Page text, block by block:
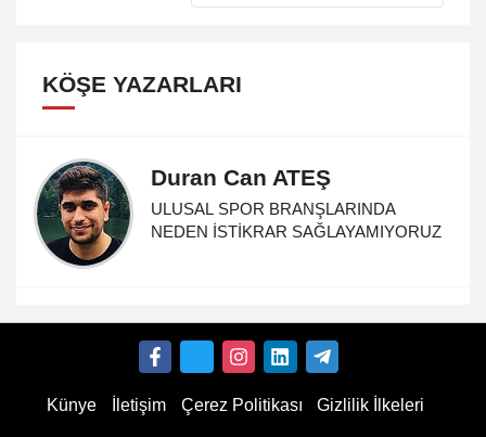
KÖŞE YAZARLARI
Duran Can ATEŞ
ULUSAL SPOR BRANŞLARINDA
NEDEN İSTİKRAR SAĞLAYAMIYORUZ
Künye İletişim Çerez Politikası Gizlilik İlkeleri